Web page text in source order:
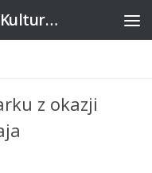
Miejsko - Gminny Ośrodek Kultury w Mikstacie
z okazji